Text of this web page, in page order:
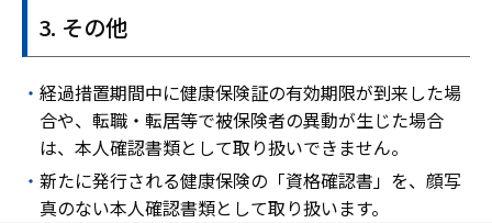
その他
経過措置期間中に健康保険証の有効期限が到来した場
合や、転職・転居等で被保険者の異動が生じた場合
は、本人確認書類として取り扱いできません。
新たに発行される健康保険の「資格確認書」を、顔写
真のない本人確認書類として取り扱います。